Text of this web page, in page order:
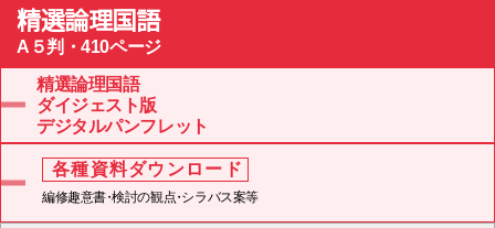
精選論理国語
A５判・410ページ
精選論理国語
ダイジェスト版
デジタルパンフレット
各種資料ダウンロード
編修趣意書・検討の観 点・シラバス案等